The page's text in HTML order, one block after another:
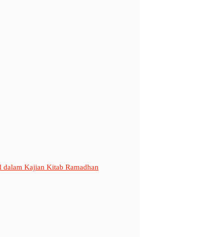
dalam Kajian Kitab Ramadhan